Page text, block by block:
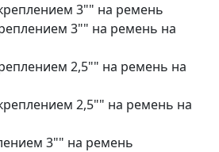
3"" на ремень
3"" на ремень на
2,5"" на ремень на
2,5"" на ремень на
3"" на ремень